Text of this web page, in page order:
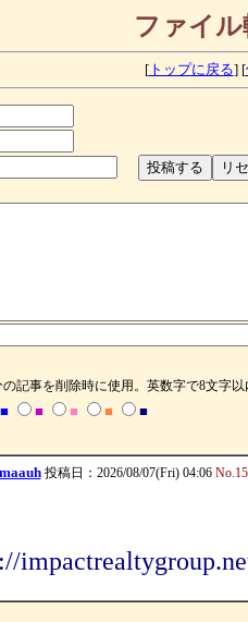
ファイ
[トップに戻る] [
の記事を削除時に使用。英数字で8文字以
■ ■ ■ ■ ■
投稿日：2026/08/07(Fri) 04:06